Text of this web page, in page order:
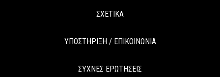
ΣΧΕΤΙΚΑ
ΥΠΟΣΤΗΡΙΞΗ / ΕΠΙΚΟΙΝΩΝΙΑ
ΣΥΧΝΕΣ ΕΡΩΤΗΣΕΙΣ